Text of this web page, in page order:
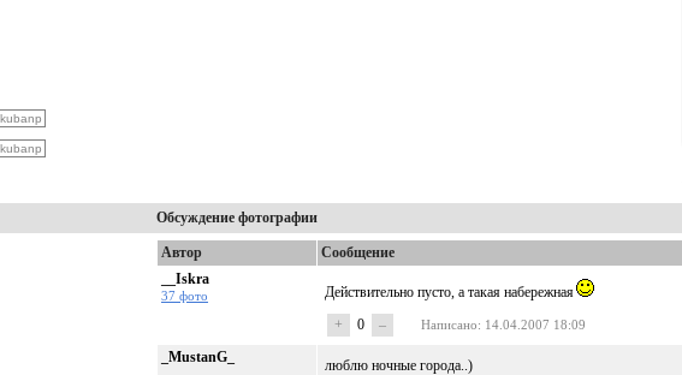
Обсуждение фотографии
Автор
Сообщение
__Iskra
37 фото
Действительно пусто, а такая набережная
+
0 – Написано: 14.04.2007 18:09
_MustanG_ люблю ночные города..)